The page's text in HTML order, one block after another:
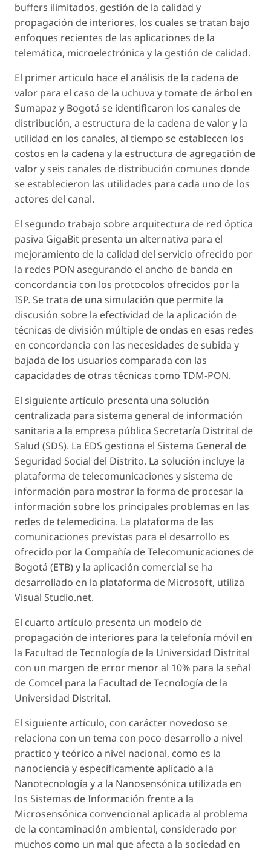
buffers ilimitados, gestión de la calidad y
propagación de interiores, los cuales se tratan bajo
enfoques recientes de las aplicaciones de la
telemática, microelectrónica y la gestión de calidad.
El primer articulo hace el análisis de la cadena de
valor para el caso de la uchuva y tomate de árbol en
Sumapaz y Bogotá se identificaron los canales de
distribución, a estructura de la cadena de valor y la
utilidad en los canales, al tiempo se establecen los
costos en la cadena y la estructura de agregación de
valor y seis canales de distribución comunes donde
se establecieron las utilidades para cada uno de los
actores del canal.
El segundo trabajo sobre arquitectura de red óptica
pasiva GigaBit presenta un alternativa para el
mejoramiento de la calidad del servicio ofrecido por
la redes PON asegurando el ancho de banda en
concordancia con los protocolos ofrecidos por la
ISP. Se trata de una simulación que permite la
discusión sobre la efectividad de la aplicación de
técnicas de división múltiple de ondas en esas redes
en concordancia con las necesidades de subida y
bajada de los usuarios comparada con las
capacidades de otras técnicas como TDM-PON.
El siguiente artículo presenta una solución
centralizada para sistema general de información
sanitaria a la empresa pública Secretaría Distrital de
Salud (SDS). La EDS gestiona el Sistema General de
Seguridad Social del Distrito. La solución incluye la
plataforma de telecomunicaciones y sistema de
información para mostrar la forma de procesar la
información sobre los principales problemas en las
redes de telemedicina. La plataforma de las
comunicaciones previstas para el desarrollo es
ofrecido por la Compañía de Telecomunicaciones de
Bogotá (ETB) y la aplicación comercial se ha
desarrollado en la plataforma de Microsoft, utiliza
Visual Studio.net.
El cuarto artículo presenta un modelo de
propagación de interiores para la telefonía móvil en
la Facultad de Tecnología de la Universidad Distrital
con un margen de error menor al 10% para la señal
de Comcel para la Facultad de Tecnología de la
Universidad Distrital.
El siguiente artículo, con carácter novedoso se
relaciona con un tema con poco desarrollo a nivel
practico y teórico a nivel nacional, como es la
nanociencia y específicamente aplicado a la
Nanotecnología y a la Nanosensónica utilizada en
los Sistemas de Información frente a la
Microsensónica convencional aplicada al problema
de la contaminación ambiental, considerado por
muchos como un mal que afecta a la sociedad en